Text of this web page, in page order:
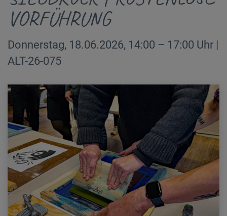
VORFÜHRUNG
Donnerstag, 18.06.2026, 14:00 – 17:00 Uhr |
ALT-26-075